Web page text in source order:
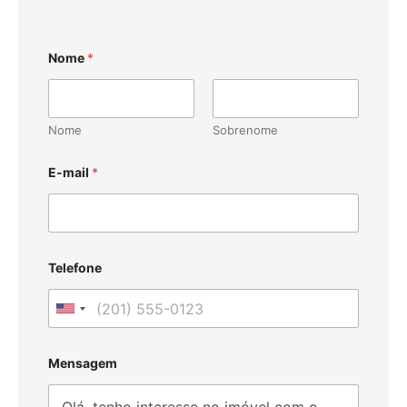
Nome *
Nome Sobrenome
E-mail *
Telefone
U
i
t
e
Mensagem